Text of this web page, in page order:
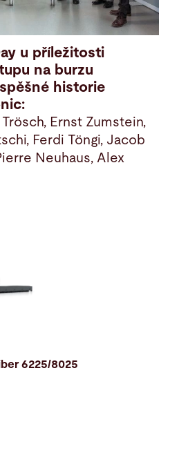
u příležitosti
na burzu
historie
Ernst Zumstein,
Ferdi Töngi, Jacob
Neuhaus, Alex
6225/8025